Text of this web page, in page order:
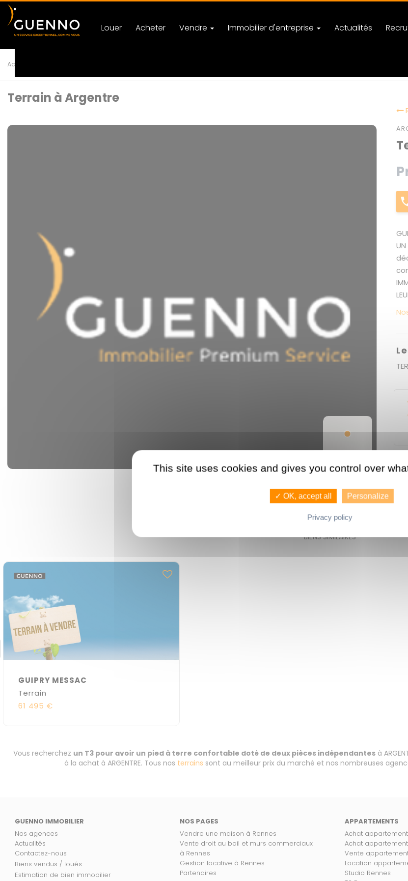
Louer Acheter Vendre Immobilier d'entreprise Actualités
Accueil
Terrain à Argentre
UN
Ces biens peuvent vous
BIENS SIMILAIRES
GUIPRY MESSAC
Terrain
61 495 €
Vous recherchez un T3 pour avoir un pied à terre confortable doté de deux pièces indépendantesà
à la achat à ARGENTRE. Tous nos terrains sont au meilleur prix du marché et nos nombreuses
GUENNO IMMOBILIER
Nos agences
Actualités
Contactez-nous
Biens vendus / loués
Estimation de bien immobilier
NOS PAGES
Vendre une maison à Rennes
Vente droit au bail et murs commerciaux
à Rennes
Gestion locative à Rennes
Partenaires
APPARTEMENTS
Achat appartement
Achat
Vente
Location
Studio Rennes
This site uses cookies and gives you control over
✓ OK, accept all Personalize
Privacy policy